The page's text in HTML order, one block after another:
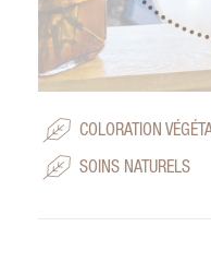
COLORATION
SOINS NATURELS